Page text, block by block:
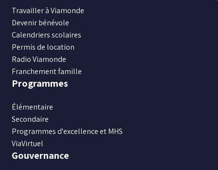
sur
Facebook
sur
Instagram
sur
X
Youtube
sur
Travailler à Viamonde
Devenir bénévole
Calendriers scolaires
Permis de location
Radio Viamonde
Franchement famille
Programmes
Élémentaire
Secondaire
Programmes d'excellence et MHS
ViaVirtuel
Gouvernance